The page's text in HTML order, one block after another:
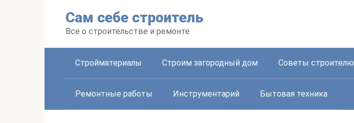
Сам себе строитель
Все о строительстве и ремонте
Стройматериалы Строим загородный дом Советы строителю
Ремонтные работы Инструментарий Бытовая техника